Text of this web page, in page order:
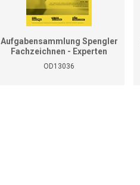
Aufgabensammlung Spengler
Fachzeichnen - Experten
OD13036